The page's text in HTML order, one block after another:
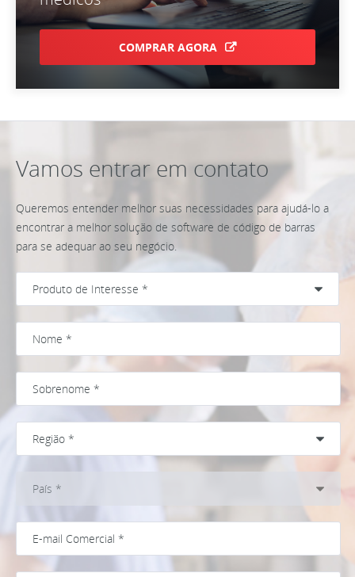
COMPRAR AGORA
Vamos entrar em contato
Queremos entender melhor suas necessidades para ajudá-lo a
encontrar a melhor solução de software de código de barras
para se adequar ao seu negócio.